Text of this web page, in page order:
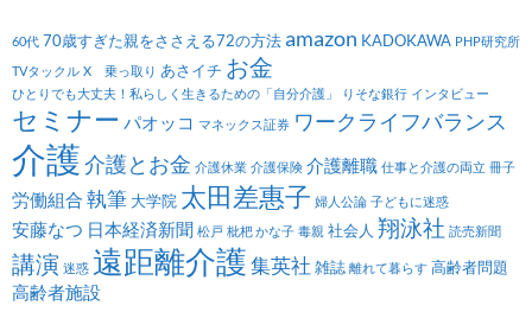
60代 70歳すぎた親をささえる72の方法amazon KADOKAWA PHP研究所
TVタックル X 乗っ取り あさイチ お金
ひとりでも大丈夫！私らしく生きるための「自分介護」 りそな銀行 インタビュー
セミナー パオッコ マネックス証券 ワークライフバランス
介護介護とお金 介護休業 介護保険 介護離職 仕事と介護の両立 冊子
労働組合 執筆 大学院 太田差惠子 婦人公論 子どもに迷惑
安藤なつ 日本経済新聞 松戸 枇杷 かな子 毒親 社会人 翔泳社 読売新聞
講演 迷惑 遠距離介護 集英社 雑誌 離れて暮らす 高齢者問題
高齢者施設